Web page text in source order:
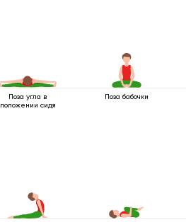
Поза угла в
положении сидя
Поза бабочки